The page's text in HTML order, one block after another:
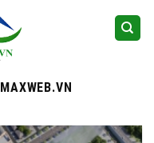
MAXWEB.VN